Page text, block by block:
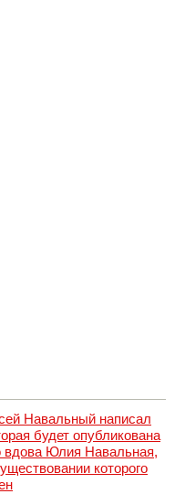
Навальный написал
будет опубликована
вдова Юлия Навальная,
которого